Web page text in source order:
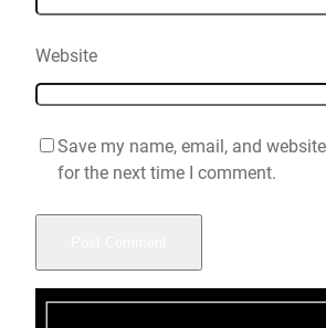
Website
Save my name, email, and
for the next time I comment.